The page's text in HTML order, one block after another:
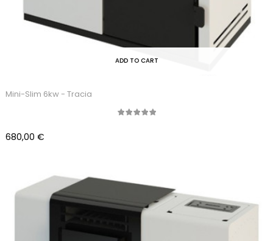
ADD TO CART
Mini-Slim 6kw - Tracia
Precio
680,00 €